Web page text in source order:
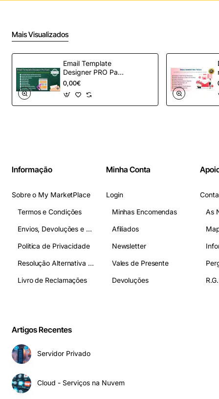
Mais Visualizados
Email Template
Designer PRO Pack
– Automação de e-
mail definitiva para
OpenCart
0,00€
Informação
Sobre o My MarketPlace
Termos e Condições
Envios, Devoluções e Pagamentos
Politica de Privacidade
Resolução Alternativa de Litígios
Livro de Reclamações
Minha Conta
Login
Minhas Encomendas
Afiliados
Newsletter
Vales de Presente
Devoluções
As
Artigos Recentes
Servidor Privado
Cloud - Serviços na Nuvem